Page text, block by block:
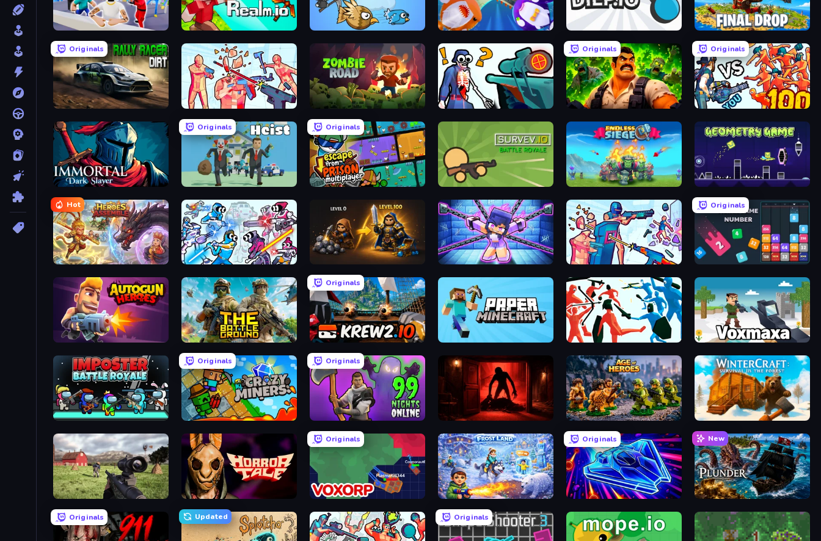
CubeRealm.io EvoWorld.io (FlyOrDie.io) Stabfish 2 Diep.io Final Drop
Originals
Rally Racer Dirt Time Shooter 2 Zombie Road Sniper Shot: Bullet Time
Originals
Zombie Lab Escape
Originals
Horde Killer: You vs 100
Immortal: Dark Slayer
Originals
Bank Heist
Originals
Escape From Prison Multiplayer Survev.io Endless Siege Geometry Game
Hot
Heroes Assemble Space Wars Battleground Gothic Story RPG Mini Mine Time Shooter 3: SWAT
Originals
Drop & Merge the Numbers
Autogun Heroes The Battleground
Originals
Krew.io Paper Minecraft Funny Battle Simulator Voxmaxa
Imposter Battle Royale
Originals
Crazy Miners
Originals
99 Nights in the Forest Online Doors Castle Age of Heroes WinterCraft: Survival in the Forest
Dead Zed Horror Tale
Originals
Voxorp Frost Land - Snow Survival
Originals
Stellar Swarm
New
Plunder - Online Pirate Battle
Originals Updated Originals